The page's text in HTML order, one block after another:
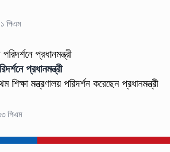
পিএম
প্রধানমন্ত্রী
মন্ত্রণালয় পরিদর্শন করেছেন প্রধানমন্ত্রী
পিএম